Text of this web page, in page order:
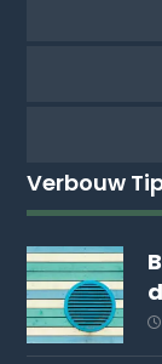
Verbouw